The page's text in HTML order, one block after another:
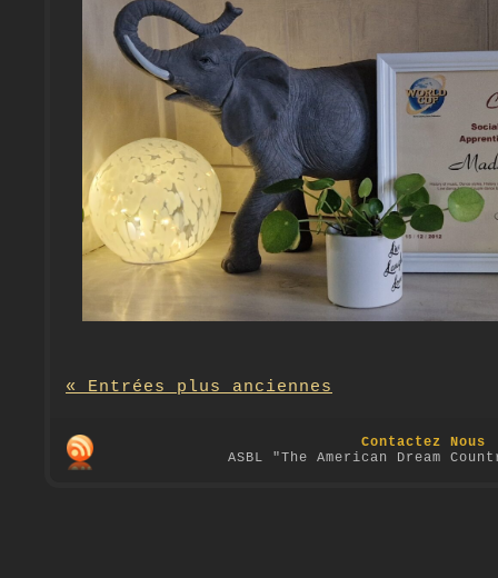
« Entrées plus anciennes
Contactez Nous
ASBL "The American Dream